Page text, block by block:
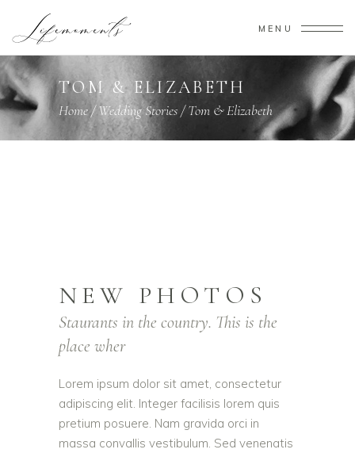
MENU
TOM & ELIZABETH
Home/Wedding Stories/Tom & Elizabeth
NEW PHOTOS
Staurants in the country. This is the
place wher
Lorem ipsum dolor sit amet, consectetur
adipiscing elit. Integer facilisis lorem quis
pretium posuere. Nam gravida orci in
massa convallis vestibulum. Sed venenatis